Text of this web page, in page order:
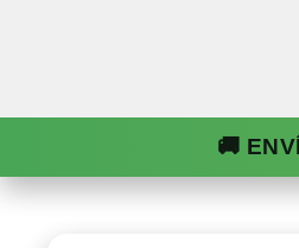
🚚